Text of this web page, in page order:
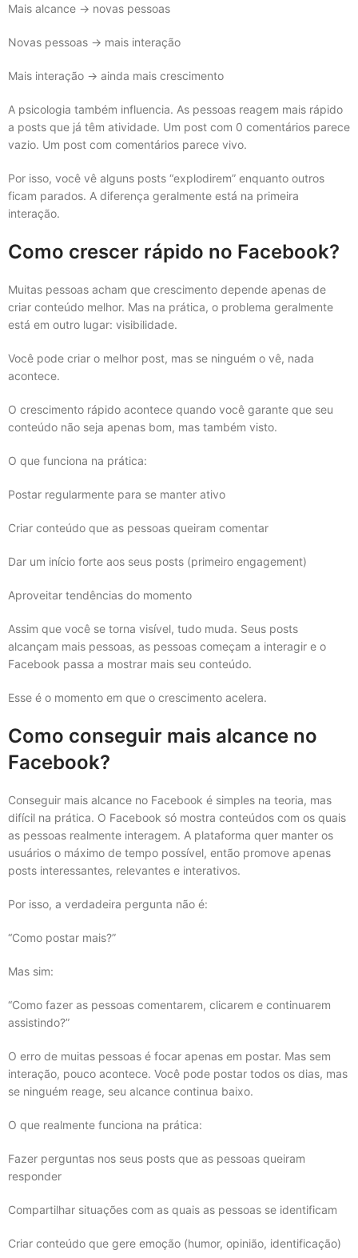
Mais alcance → novas pessoas
Novas pessoas → mais interação
Mais interação → ainda mais crescimento
A psicologia também influencia. As pessoas reagem mais rápido
a posts que já têm atividade. Um post com 0 comentários parece
vazio. Um post com comentários parece vivo.
Por isso, você vê alguns posts “explodirem” enquanto outros
ficam parados. A diferença geralmente está na primeira
interação.
Como crescer rápido no Facebook?
Muitas pessoas acham que crescimento depende apenas de
criar conteúdo melhor. Mas na prática, o problema geralmente
está em outro lugar: visibilidade.
Você pode criar o melhor post, mas se ninguém o vê, nada
acontece.
O crescimento rápido acontece quando você garante que seu
conteúdo não seja apenas bom, mas também visto.
O que funciona na prática:
Postar regularmente para se manter ativo
Criar conteúdo que as pessoas queiram comentar
Dar um início forte aos seus posts (primeiro engagement)
Aproveitar tendências do momento
Assim que você se torna visível, tudo muda. Seus posts
alcançam mais pessoas, as pessoas começam a interagir e o
Facebook passa a mostrar mais seu conteúdo.
Esse é o momento em que o crescimento acelera.
Como conseguir mais alcance no
Facebook?
Conseguir mais alcance no Facebook é simples na teoria, mas
difícil na prática. O Facebook só mostra conteúdos com os quais
as pessoas realmente interagem. A plataforma quer manter os
usuários o máximo de tempo possível, então promove apenas
posts interessantes, relevantes e interativos.
Por isso, a verdadeira pergunta não é:
“Como postar mais?”
Mas sim:
“Como fazer as pessoas comentarem, clicarem e continuarem
assistindo?”
O erro de muitas pessoas é focar apenas em postar. Mas sem
interação, pouco acontece. Você pode postar todos os dias, mas
se ninguém reage, seu alcance continua baixo.
O que realmente funciona na prática:
Fazer perguntas nos seus posts que as pessoas queiram
responder
Compartilhar situações com as quais as pessoas se identificam
Criar conteúdo que gere emoção (humor, opinião, identificação)